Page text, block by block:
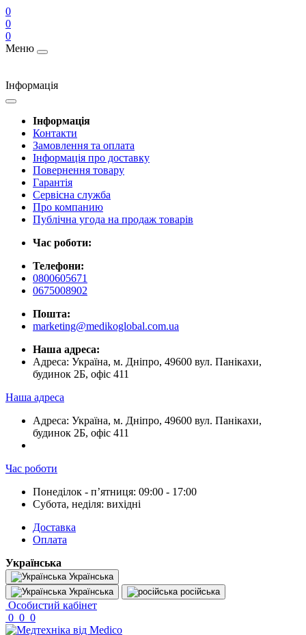
0
0
0
Меню
Інформація
Інформація
Контакти
Замовлення та оплата
Інформація про доставку
Повернення товару
Гарантія
Сервісна служба
Про компанию
Публічна угода на продаж товарів
Час роботи:
Телефони:
0800605671
0675008902
Пошта:
marketing@medikoglobal.com.ua
Наша адреса:
Адреса: Україна, м. Дніпро, 49600 вул. Панікахи,
будинок 2Б, офіс 411
Наша адреса
Адреса: Україна, м. Дніпро, 49600 вул. Панікахи,
будинок 2Б, офіс 411
Час роботи
Понеділок - пʼятниця: 09:00 - 17:00
Субота, неділя: вихідні
Доставка
Оплата
Українська
Українська
Українська
російська
Особистий кабінет
0 0 0